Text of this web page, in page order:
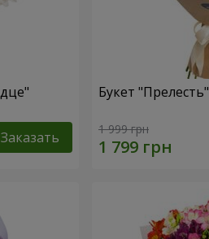
Заказать
Букет "Прелесть"
1 999 грн